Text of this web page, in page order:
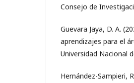
Consejo de
Guevara Jaya, D. A.
aprendizajes para el
Universidad Nacional
Hernández-Sampieri,